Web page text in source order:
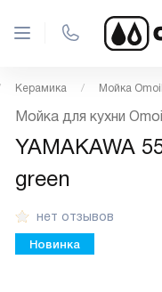
Керамика Мойка
нет отзывов
Новинка
Мойка для кухни
YAMAKAWA
green